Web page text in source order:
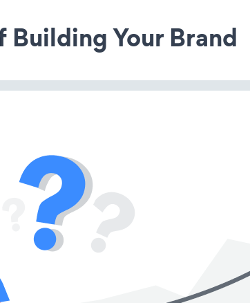
Building Your Brand